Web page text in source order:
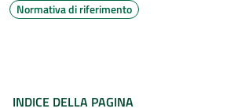
Normativa di riferimento
INDICE DELLA PAGINA